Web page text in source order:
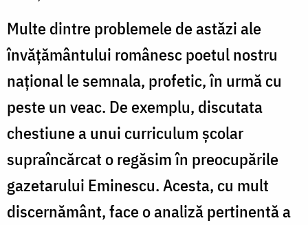
Multe dintre problemele de astăzi ale
învățământului românesc poetul nostru
național le semnala, profetic, în urmă cu
peste un veac. De exemplu, discutata
chestiune a unui curriculum școlar
supraîncărcat o regăsim în preocupările
gazetarului Eminescu. Acesta, cu mult
discernământ, face o analiză pertinentă a